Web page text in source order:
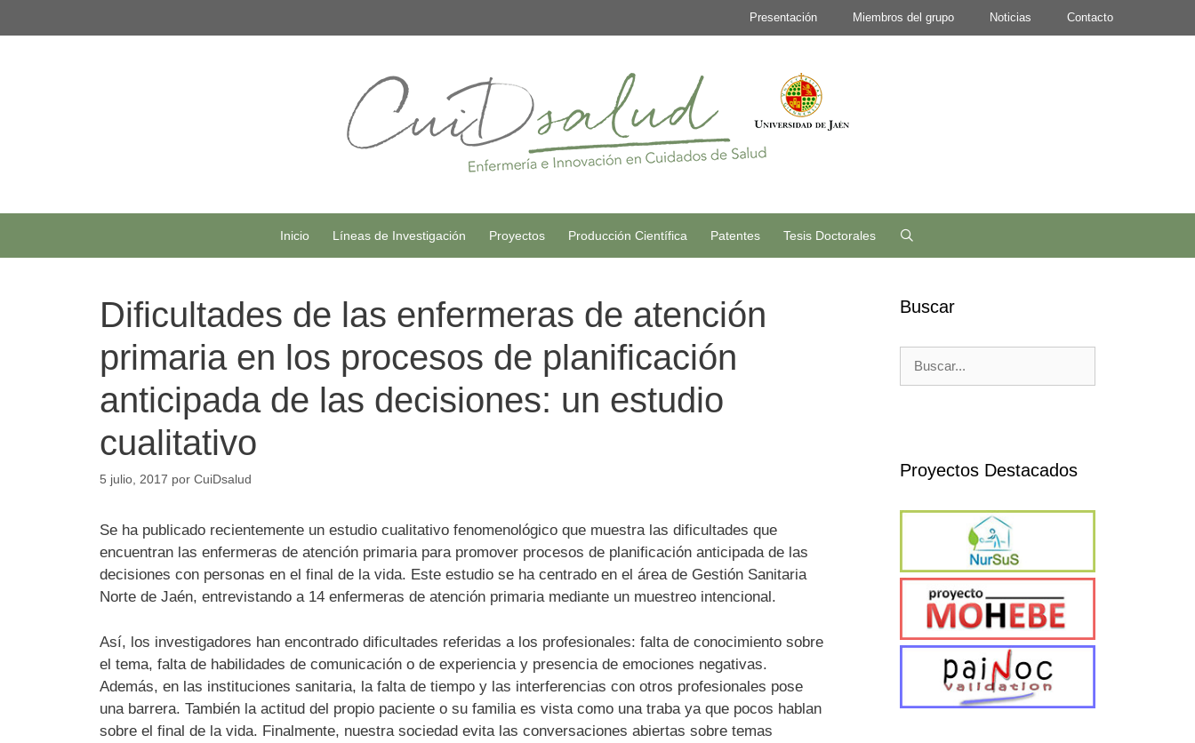
al
Presentación Miembros del grupo Noticias Contacto
Inicio Líneas de Investigación Proyectos Producción Científica Patentes Tesis Doctorales
Dificultades de las enfermeras de atención
primaria en los procesos de planificación
anticipada de las decisiones: un estudio
cualitativo
5 julio, 2017 por CuiDsalud
Se ha publicado recientemente un estudio cualitativo fenomenológico que muestra las dificultades que
encuentran las enfermeras de atención primaria para promover procesos de planificación anticipada de las
decisiones con personas en el final de la vida. Este estudio se ha centrado en el área de Gestión Sanitaria
Norte de Jaén, entrevistando a 14 enfermeras de atención primaria mediante un muestreo intencional.
Así, los investigadores han encontrado dificultades referidas a los profesionales: falta de conocimiento sobre
el tema, falta de habilidades de comunicación o de experiencia y presencia de emociones negativas.
Además, en las instituciones sanitaria, la falta de tiempo y las interferencias con otros profesionales pose
una barrera. También la actitud del propio paciente o su familia es vista como una traba ya que pocos hablan
sobre el final de la vida. Finalmente, nuestra sociedad evita las conversaciones abiertas sobre temas
Buscar
Proyectos Destacados